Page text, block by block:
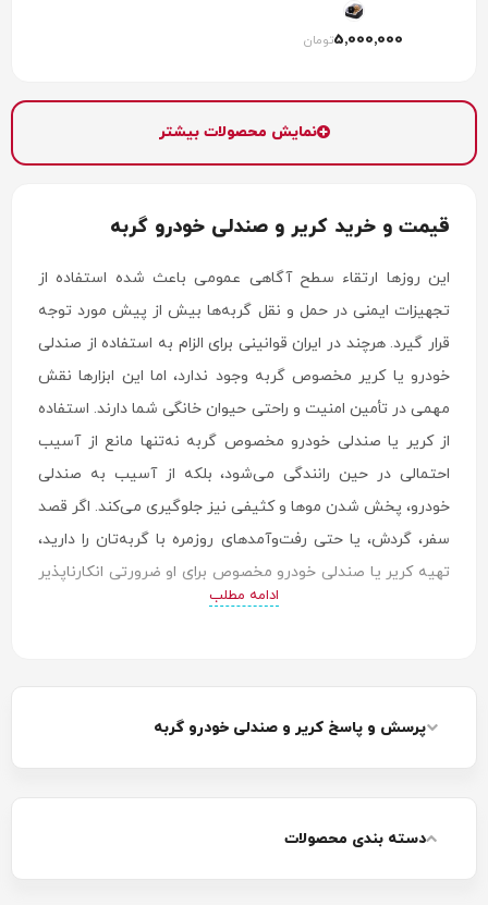
5٬000٬000تومان
نمایش محصولات بیشتر
قیمت و خرید کریر و صندلی خودرو گربه
این روزها ارتقاء سطح آگاهی عمومی باعث شده استفاده از
تجهیزات ایمنی در حمل و نقل گربه‌ها بیش از پیش مورد توجه
قرار گیرد. هرچند در ایران قوانینی برای الزام به استفاده از صندلی
خودرو یا کریر مخصوص گربه وجود ندارد، اما این ابزارها نقش
مهمی در تأمین امنیت و راحتی حیوان خانگی شما دارند. استفاده
از کریر یا صندلی خودرو مخصوص گربه نه‌تنها مانع از آسیب
احتمالی در حین رانندگی می‌شود، بلکه از آسیب به صندلی
خودرو، پخش شدن موها و کثیفی نیز جلوگیری می‌کند. اگر قصد
سفر، گردش، یا حتی رفت‌وآمدهای روزمره با گربه‌تان را دارید،
تهیه کریر یا صندلی خودرو مخصوص برای او ضرورتی انکارناپذیر
ادامه مطلب
پرسش و پاسخ کریر و صندلی خودرو گربه
دسته بندی محصولات